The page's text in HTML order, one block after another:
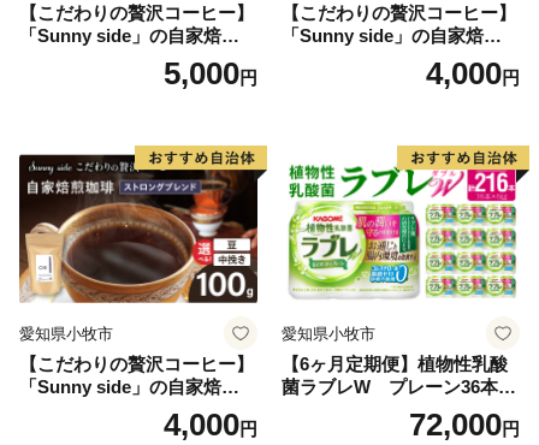
【こだわりの贅沢コーヒー】
「Sunny side」の自家焙煎珈
琲こまきブレンド（100g）
5,000円
【こだわりの贅沢コーヒー】
「Sunny side」の自家焙煎珈
琲サニーブレンド（100g）
4,000円
愛知県小牧市
【こだわりの贅沢コーヒー】
「Sunny side」の自家焙煎珈
琲ストロングブレンド（100
4,000円
愛知県小牧市
【6ヶ月定期便】植物性乳酸
菌ラブレW プレーン36本
72,000円